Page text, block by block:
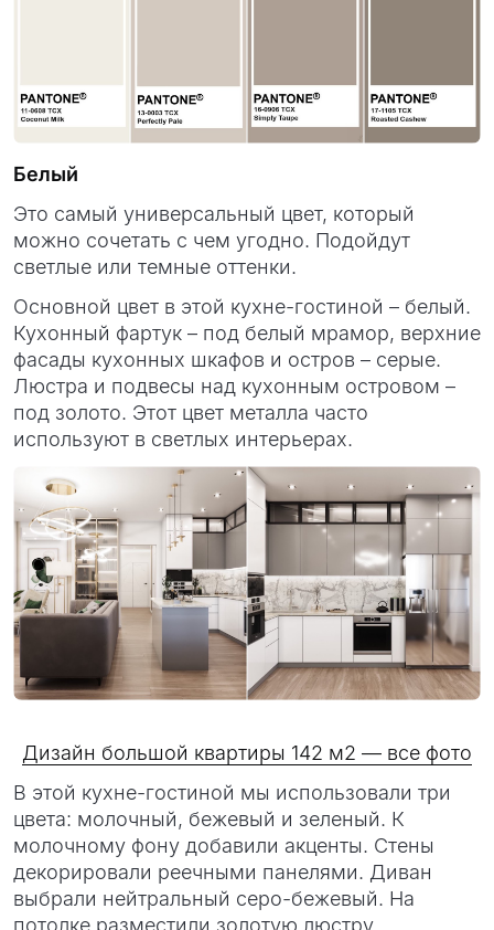
Белый
Это самый универсальный цвет, который
можно сочетать с чем угодно. Подойдут
светлые или темные оттенки.
Основной цвет в этой кухне-гостиной – белый.
Кухонный фартук – под белый мрамор, верхние
фасады кухонных шкафов и остров – серые.
Люстра и подвесы над кухонным островом –
под золото. Этот цвет металла часто
используют в светлых интерьерах.
Дизайн большой квартиры 142 м2 — все фото
В этой кухне-гостиной мы использовали три
цвета: молочный, бежевый и зеленый. К
молочному фону добавили акценты. Стены
декорировали реечными панелями. Диван
выбрали нейтральный серо-бежевый. На
потолке разместили золотую люстру.